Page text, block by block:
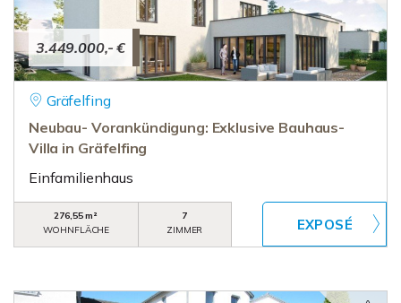
3.449.000,- €
Gräfelfing
Neubau- Vorankündigung: Exklusive Bauhaus-
Villa in Gräfelfing
Einfamilienhaus
276,55 m²
WOHNFLÄCHE
7
ZIMMER